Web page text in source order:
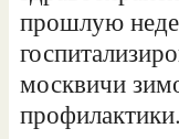
прошлую
москвичи
профилактики.